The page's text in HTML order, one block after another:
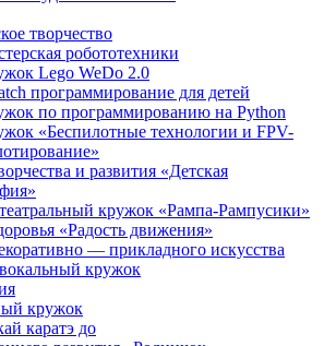
творчество
робототехники
Lego WeDo 2.0
программирование для детей
по программированию на Python
«Беспилотные технологии и FPV-
и развития «Детская
кружок «Рампа-Рампусики»
«Радость движения»
— прикладного искусства
кружок
кружок
каратэ до